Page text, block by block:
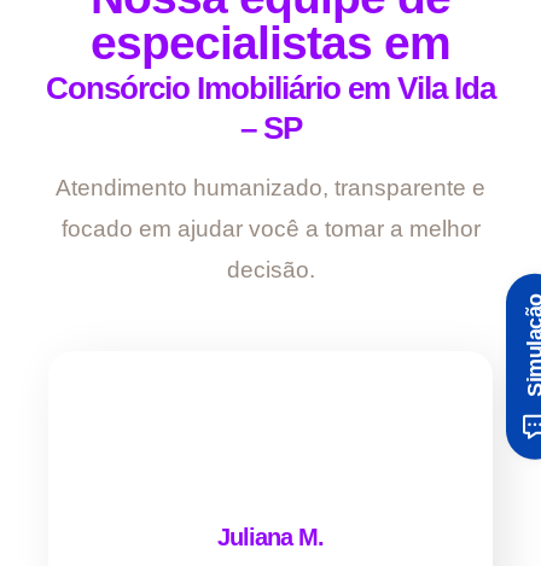
especialistas em
Consórcio Imobiliário em Vila Ida
– SP
Atendimento humanizado, transparente e
focado em ajudar você a tomar a melhor
decisão.
Juliana M.